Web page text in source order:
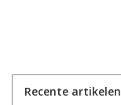
Recente artikelen